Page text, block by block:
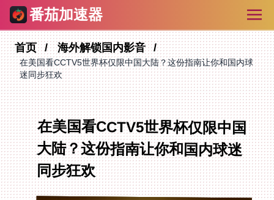
番茄加速器
首页 海外解锁国内影音
在美国看CCTV5世界杯仅限中国大陆？这份指南让你和国内球
迷同步狂欢
在美国看CCTV5世界杯仅限中国
大陆？这份指南让你和国内球迷
同步狂欢